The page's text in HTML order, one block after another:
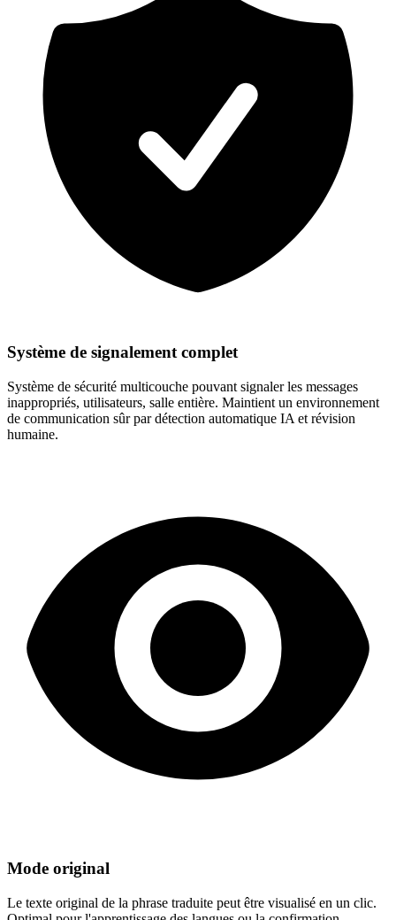
Système de signalement complet
Système de sécurité multicouche pouvant signaler les messages
inappropriés, utilisateurs, salle entière. Maintient un environnement
de communication sûr par détection automatique IA et révision
humaine.
Mode original
Le texte original de la phrase traduite peut être visualisé en un clic.